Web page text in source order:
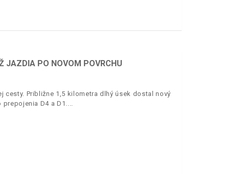
JAZDIA PO NOVOM POVRCHU
Približne 1,5 kilometra dlhý úsek dostal nový
D4 a D1.